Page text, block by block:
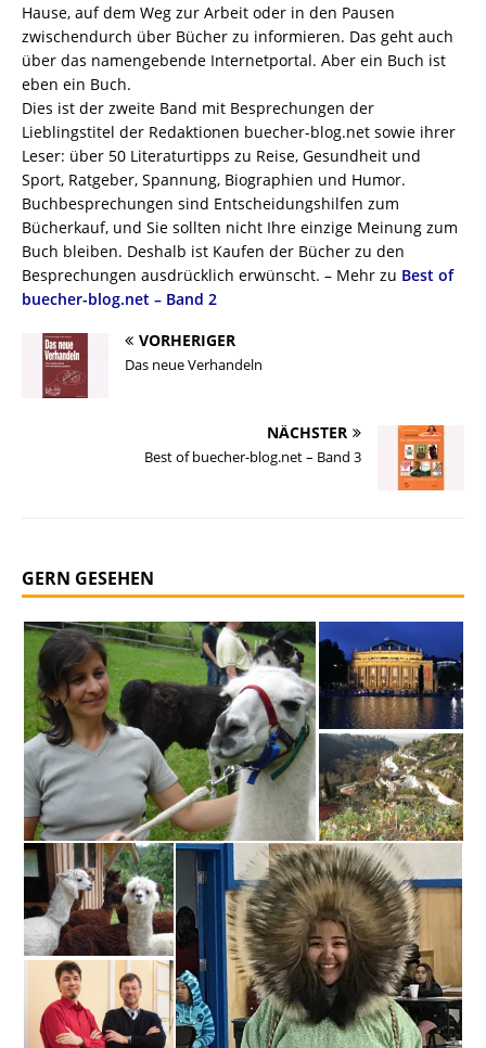
Hause, auf dem Weg zur Arbeit oder in den Pausen
zwischendurch über Bücher zu informieren. Das geht auch
über das namengebende Internetportal. Aber ein Buch ist
eben ein Buch.
Dies ist der zweite Band mit Besprechungen der
Lieblingstitel der Redaktionen buecher-blog.net sowie ihrer
Leser: über 50 Literaturtipps zu Reise, Gesundheit und
Sport, Ratgeber, Spannung, Biographien und Humor.
Buchbesprechungen sind Entscheidungshilfen zum
Bücherkauf, und Sie sollten nicht Ihre einzige Meinung zum
Buch bleiben. Deshalb ist Kaufen der Bücher zu den
Besprechungen ausdrücklich erwünscht. – Mehr zu Best of
buecher-blog.net – Band 2
VORHERIGER
Das neue Verhandeln
NÄCHSTER
Best of buecher-blog.net – Band 3
GERN GESEHEN